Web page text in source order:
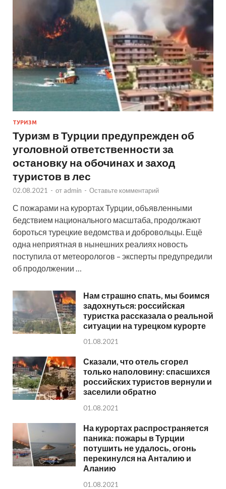
ТУРИЗМ
Туризм в Турции предупрежден об
уголовной ответственности за
остановку на обочинах и заход
туристов в лес
02.08.2021 - от admin - Оставьте комментарий
С пожарами на курортах Турции, объявленными
бедствием национального масштаба, продолжают
бороться турецкие ведомства и добровольцы. Ещё
одна неприятная в нынешних реалиях новость
поступила от метеорологов – эксперты предупредили
об продолжении …
Нам страшно спать, мы боимся
задохнуться: российская
туристка рассказала о реальной
ситуации на турецком курорте
01.08.2021
Сказали, что отель сгорел
только наполовину: спасшихся
российских туристов вернули и
заселили обратно
01.08.2021
На курортах распространяется
паника: пожары в Турции
потушить не удалось, огонь
перекинулся на Анталию и
Аланию
01.08.2021